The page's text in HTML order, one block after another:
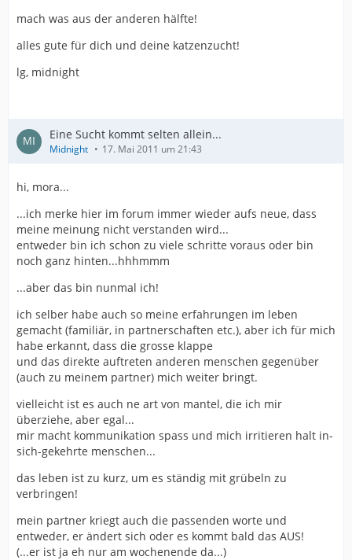
mach was aus der anderen hälfte!
alles gute für dich und deine katzenzucht!
lg, midnight
Eine Sucht kommt selten allein...
Midnight 17. Mai 2011 um 21:43
hi, mora...
...ich merke hier im forum immer wieder aufs neue, dass
meine meinung nicht verstanden wird...
entweder bin ich schon zu viele schritte voraus oder bin
noch ganz hinten...hhhmmm
...aber das bin nunmal ich!
ich selber habe auch so meine erfahrungen im leben
gemacht (familiär, in partnerschaften etc.), aber ich für mich
habe erkannt, dass die grosse klappe
und das direkte auftreten anderen menschen gegenüber
(auch zu meinem partner) mich weiter bringt.
vielleicht ist es auch ne art von mantel, die ich mir
überziehe, aber egal...
mir macht kommunikation spass und mich irritieren halt in-
sich-gekehrte menschen...
das leben ist zu kurz, um es ständig mit grübeln zu
verbringen!
mein partner kriegt auch die passenden worte und
entweder, er ändert sich oder es kommt bald das AUS!
(...er ist ja eh nur am wochenende da...)